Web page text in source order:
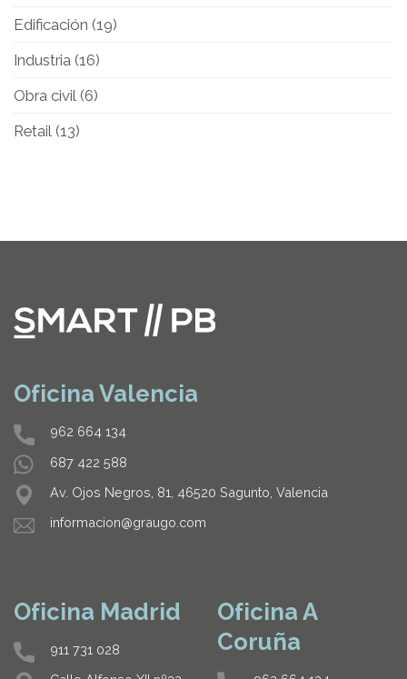
Edificación (19)
Industria (16)
Obra civil (6)
Retail (13)
Oficina Madrid
911 731 028
Oficina Valencia
962 664 134
687 422 588
Av. Ojos Negros, 81, 46520 Sagunto, Valencia
informacion@graugo.com
Oficina A
Coruña